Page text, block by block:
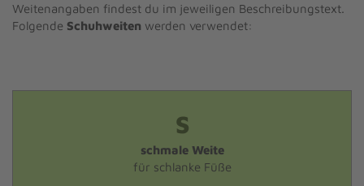
Weitenangaben findest du im jeweiligen Beschreibungstext.
Folgende Schuhweiten werden verwendet:
S
schmale Weite
für schlanke Füße